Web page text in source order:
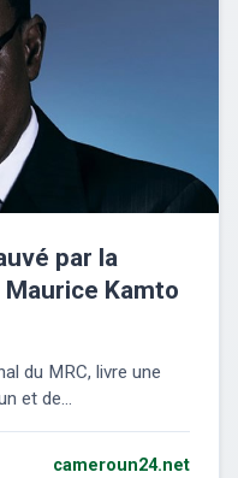
par la
Maurice Kamto
du MRC, livre une
et de...
cameroun24.net